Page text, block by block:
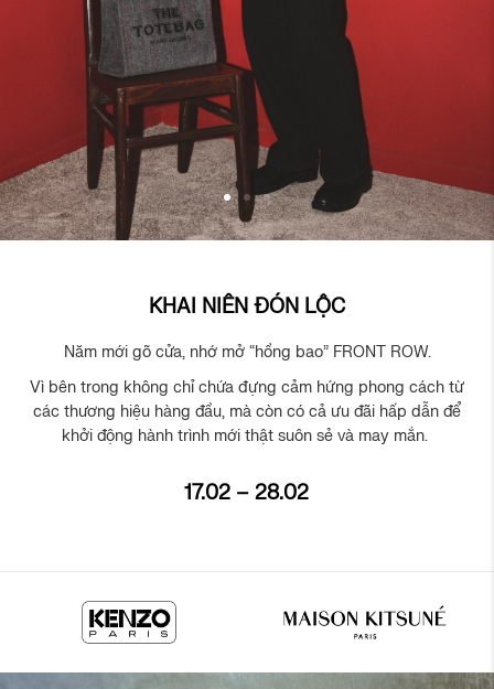
KHAI NIÊN ĐÓN LỘC
Năm mới gõ cửa, nhớ mở “hồng bao” FRONT ROW.
Vì bên trong không chỉ chứa đựng cảm hứng phong cách từ
các thương hiệu hàng đầu, mà còn có cả ưu đãi hấp dẫn để
khởi động hành trình mới thật suôn sẻ và may mắn.
17.02 – 28.02